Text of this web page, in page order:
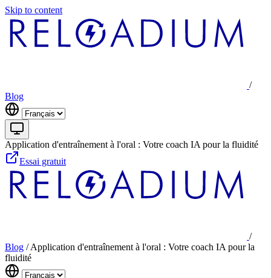
Skip to content
/
Blog
Application d'entraînement à l'oral : Votre coach IA pour la fluidité
Essai gratuit
/
Blog / Application d'entraînement à l'oral : Votre coach IA pour la
fluidité